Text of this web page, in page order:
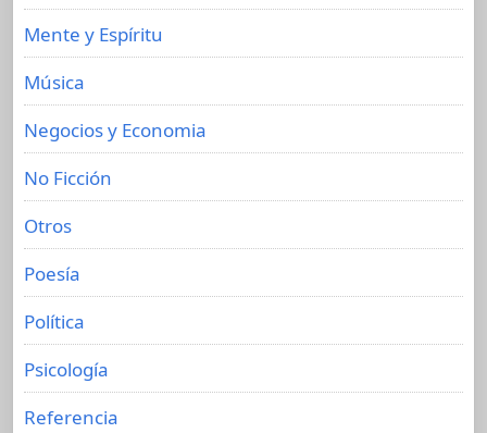
Mente y Espíritu
Música
Negocios y Economia
No Ficción
Otros
Poesía
Política
Psicología
Referencia